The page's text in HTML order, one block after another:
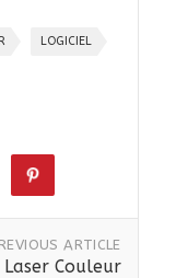
LOGICIEL
ARTICLE
Couleur